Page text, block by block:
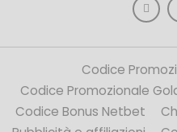
Codice
Codice Promozionale
Codice Bonus Netbet